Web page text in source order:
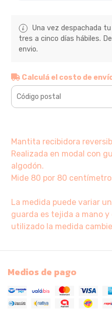
Una vez despachada
tres a cinco días hábiles.
envio.
Calculá el costo de
Mantita recibidora
Realizada en modal con
algodón.
Mide 80 por 80
La medida puede variar
guarda es tejida a mano
utilizado la medida
Medios de pago